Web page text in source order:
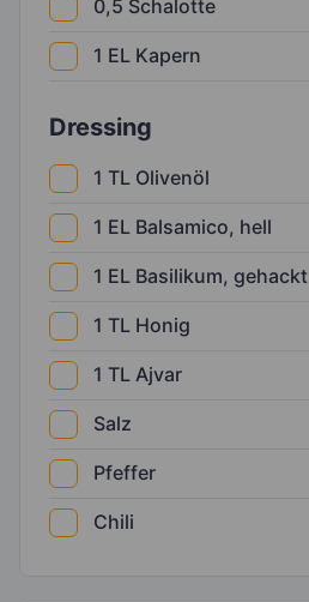
0,5 Schalotte
1 EL Kapern
Dressing
1 TL Olivenöl
1 EL Balsamico, hell
1 EL Basilikum, gehackt
1 TL Honig
1 TL Ajvar
Salz
Pfeffer
Chili